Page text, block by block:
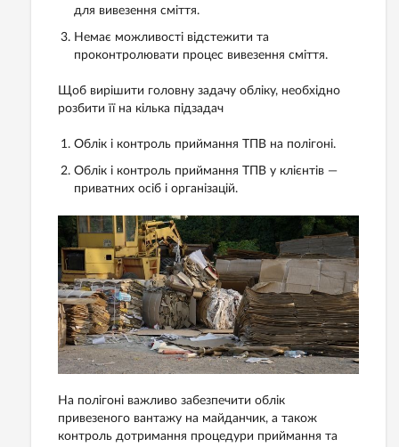
для вивезення сміття.
Немає можливості відстежити та
проконтролювати процес вивезення сміття.
Щоб вирішити головну задачу обліку, необхідно
розбити її на кілька підзадач
Облік і контроль приймання ТПВ на полігоні.
Облік і контроль приймання ТПВ у клієнтів —
приватних осіб і організацій.
На полігоні важливо забезпечити облік
привезеного вантажу на майданчик, а також
контроль дотримання процедури приймання та